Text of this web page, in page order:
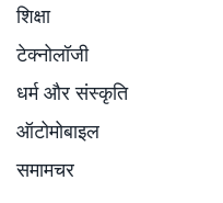
शिक्षा
टेक्नोलॉजी
धर्म और संस्कृति
ऑटोमोबाइल
समामचर